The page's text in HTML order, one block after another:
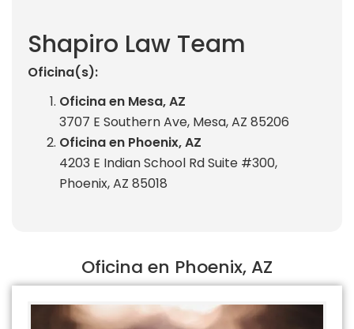
Shapiro Law Team
Oficina(s):
Oficina en Mesa, AZ
3707 E Southern Ave, Mesa, AZ 85206
Oficina en Phoenix, AZ
4203 E Indian School Rd Suite #300,
Phoenix, AZ 85018
Oficina en Phoenix, AZ